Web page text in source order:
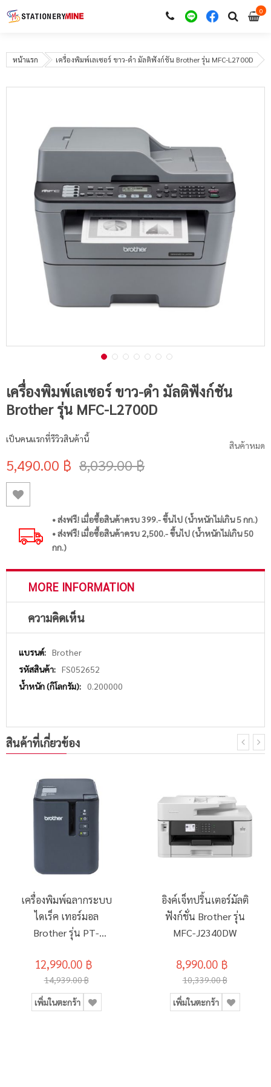
00
หน้าแรก เครื่องพิมพ์เลเซอร์ ขาว-ดำ มัลติฟังก์ชัน Brother รุ่น MFC-L2700D
เครื่องพิมพ์เลเซอร์ ขาว-ดำ มัลติฟังก์ชัน
Brother รุ่น MFC-L2700D
สินค้าหมด
เป็นคนแรกที่รีวิวสินค้านี้
5,490.00 ฿ 8,039.00 ฿
• ส่งฟรี! เมื่อซื้อสินค้าครบ 399.- ขึ้นไป (น้ำหนักไม่เกิน 5 กก.)
• ส่งฟรี! เมื่อซื้อสินค้าครบ 2,500.- ขึ้นไป (น้ำหนักไม่เกิน 50
กก.)
MORE INFORMATION
ความคิดเห็น
More
Information
Brother
FS052652
0.200000
สินค้าที่เกี่ยวข้อง
เครื่องพิมพ์ฉลากระบบ
ไดเร็ค เทอร์มอล
Brother รุ่น PT-
12,990.00 ฿
14,939.00 ฿
เพิ่มในตะกร้า
อิงค์เจ็ทปริ้นเตอร์มัลติ
ฟังก์ชั่น Brother รุ่น
MFC-J2340DW
8,990.00 ฿
10,339.00 ฿
เพิ่มในตะกร้า